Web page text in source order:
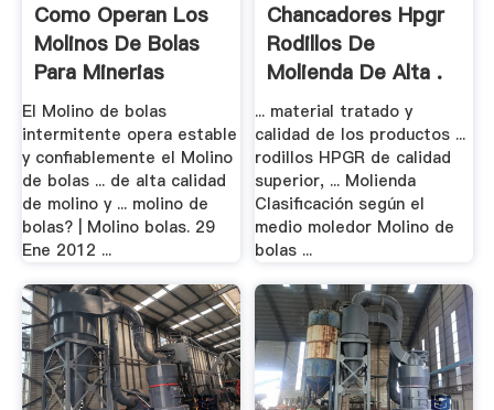
Como Operan Los
Molinos De Bolas
Para Minerias
El Molino de bolas
intermitente opera estable
y confiablemente el Molino
de bolas ... de alta calidad
de molino y ... molino de
bolas? | Molino bolas. 29
Ene 2012 ...
Chancadores Hpgr
Rodillos De
Molienda De Alta .
... material tratado y
calidad de los productos ...
rodillos HPGR de calidad
superior, ... Molienda
Clasificación según el
medio moledor Molino de
bolas ...